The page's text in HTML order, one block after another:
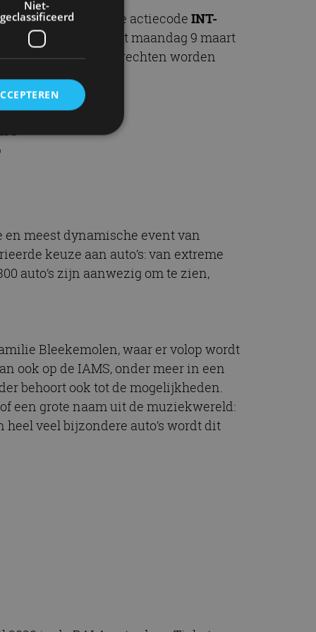
de actieveldcode de actiecode INT-
januari tot en met maandag 9 maart
actie kunnen geen rechten worden
en meest dynamische event van
keuze aan auto’s: van extreme
auto’s zijn aanwezig om te zien,
Bleekemolen, waar er volop wordt
ook op de IAMS, onder meer in een
behoort ook tot de mogelijkheden.
een grote naam uit de muziekwereld:
heel veel bijzondere auto’s wordt dit
Niet-
geclassificeerd
om
de bezoeker
van de
werken.
- wat een
de
leveren, zoals
uit over hoe
die de